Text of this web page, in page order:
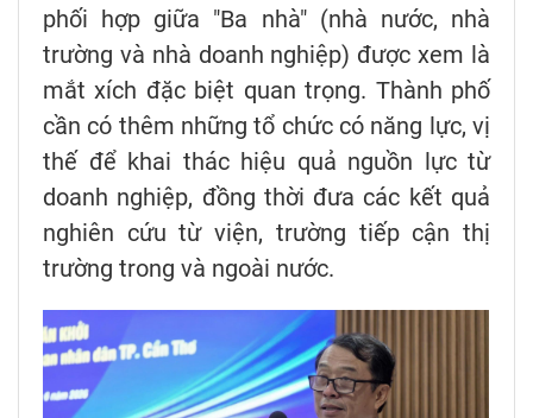
phối hợp giữa "Ba nhà" (nhà nước, nhà
trường và nhà doanh nghiệp) được xem là
mắt xích đặc biệt quan trọng. Thành phố
cần có thêm những tổ chức có năng lực, vị
thế để khai thác hiệu quả nguồn lực từ
doanh nghiệp, đồng thời đưa các kết quả
nghiên cứu từ viện, trường tiếp cận thị
trường trong và ngoài nước.